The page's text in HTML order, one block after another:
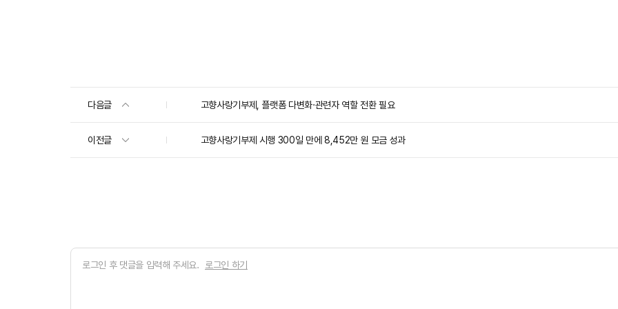
다음글 고향사랑기부제, 플랫폼 다변화·관련자 역할 전환 필요
이전글 고향사랑기부제 시행 300일 만에 8,452만 원 모금 성과
로그인 하기